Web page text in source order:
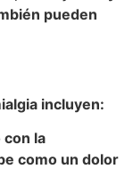
pueden
incluyen:
con la
como un dolor